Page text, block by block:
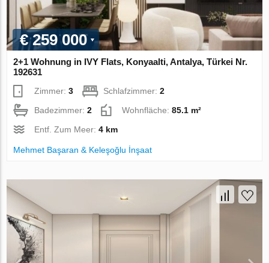
€ 259 000
2+1 Wohnung in IVY Flats, Konyaalti, Antalya, Türkei Nr.
192631
Zimmer:3 Schlafzimmer:2
Badezimmer:2 Wohnfläche:85.1 m²
Entf. Zum Meer:4 km
Mehmet Başaran & Keleşoğlu İnşaat